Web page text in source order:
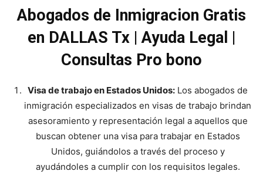
Abogados de Inmigracion Gratis
en DALLAS Tx | Ayuda Legal |
Consultas Pro bono
Visa de trabajo en Estados Unidos: Los abogados de
inmigración especializados en visas de trabajo brindan
asesoramiento y representación legal a aquellos que
buscan obtener una visa para trabajar en Estados
Unidos, guiándolos a través del proceso y
ayudándoles a cumplir con los requisitos legales.